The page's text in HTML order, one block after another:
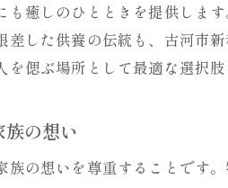
も癒しのひとときを提供しま
差した供養の伝統も、古河市
偲ぶ場所として最適な選択肢
の想い
族の想いを尊重することです